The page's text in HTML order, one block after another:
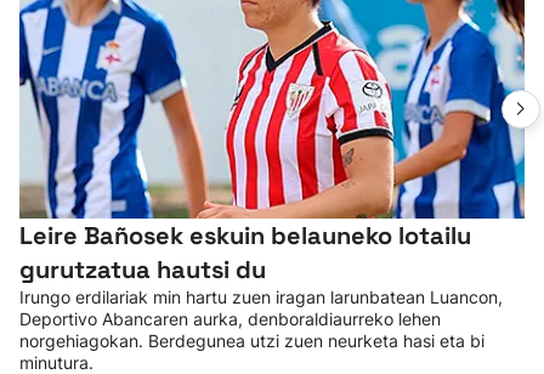
Leire Bañosek eskuin belauneko lotailu
gurutzatua hautsi du
Irungo erdilariak min hartu zuen iragan larunbatean Luancon,
Deportivo Abancaren aurka, denboraldiaurreko lehen
norgehiagokan. Berdegunea utzi zuen neurketa hasi eta bi
minutura.